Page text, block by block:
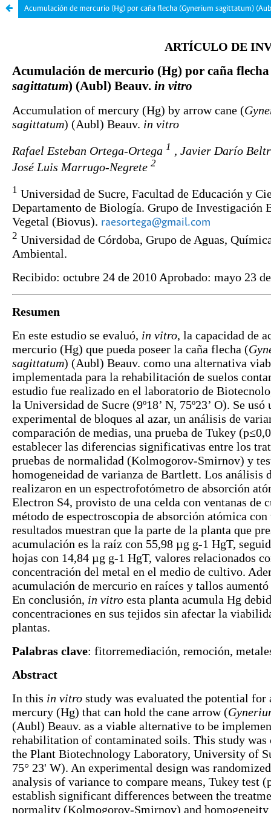
Acumulación de mercurio (Hg) por caña flecha (Gynerium sagittatum)